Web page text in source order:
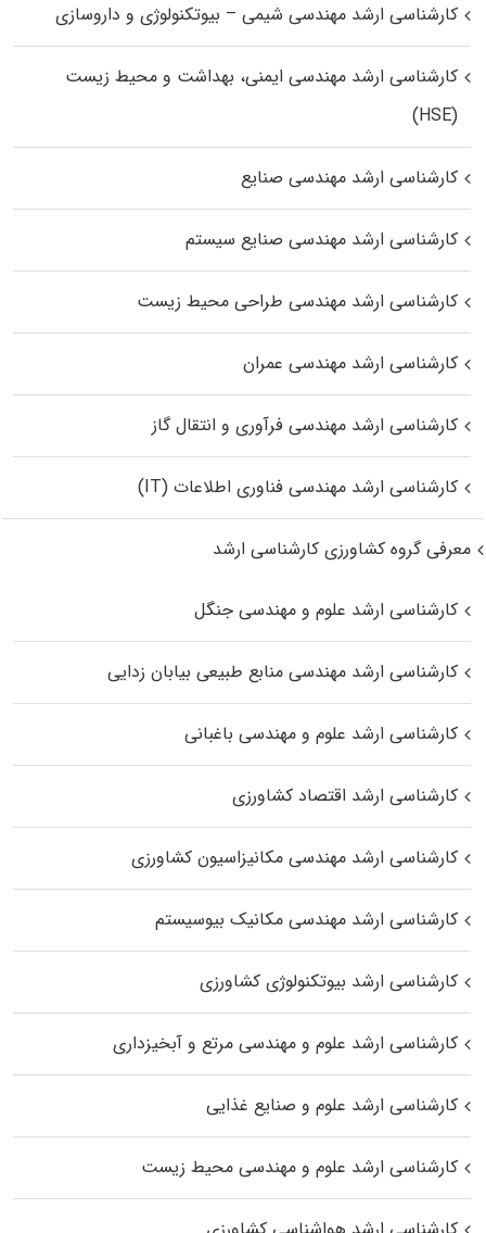
کارشناسی ارشد مهندسی شیمی – بیوتکنولوژی و داروسازی
کارشناسی ارشد مهندسی ایمنی، بهداشت و محیط زیست
(HSE)
کارشناسی ارشد مهندسی صنایع
کارشناسی ارشد مهندسی صنایع سیستم
کارشناسی ارشد مهندسی طراحی محیط زیست
کارشناسی ارشد مهندسی عمران
کارشناسی ارشد مهندسی فرآوری و انتقال گاز
کارشناسی ارشد مهندسی فناوری اطلاعات (IT)
معرفی گروه کشاورزی کارشناسی ارشد
کارشناسی ارشد علوم و مهندسی جنگل
کارشناسی ارشد مهندسی منابع طبیعی بیابان زدایی
کارشناسی ارشد علوم و مهندسی باغبانی
کارشناسی ارشد اقتصاد کشاورزی
کارشناسی ارشد مهندسی مکانیزاسیون کشاورزی
کارشناسی ارشد مهندسی مکانیک بیوسیستم
کارشناسی ارشد بیوتکنولوژی کشاورزی
کارشناسی ارشد علوم و مهندسی مرتع و آبخیزداری
کارشناسی ارشد علوم و صنایع غذایی
کارشناسی ارشد علوم و مهندسی محیط زیست